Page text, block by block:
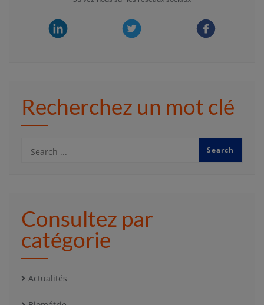
Recherchez un mot clé
Consultez par
catégorie
Actualités